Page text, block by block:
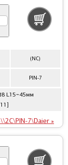
(NC)
PIN-7
L15~45мм
7\Daier »